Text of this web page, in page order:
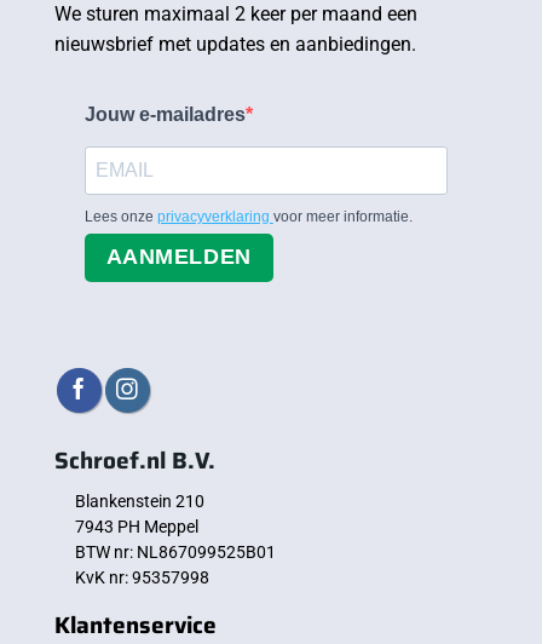
We sturen maximaal 2 keer per maand een
nieuwsbrief met updates en aanbiedingen.
Jouw e-mailadres
Lees onze privacyverklaring voor meer informatie.
AANMELDEN
Schroef.nl B.V.
Blankenstein 210
7943 PH Meppel
BTW nr: NL867099525B01
KvK nr: 95357998
Klantenservice